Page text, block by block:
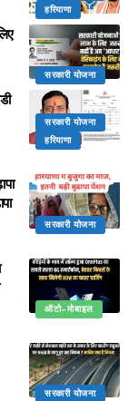
हरियाणा
सरकारी योजना
सरकारी योजना
हरियाणा
सरकारी योजना
ऑटो-मोबाइल
सरकारी योजना